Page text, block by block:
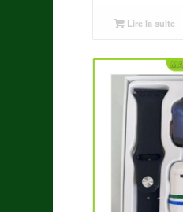
initial
Lire la suite